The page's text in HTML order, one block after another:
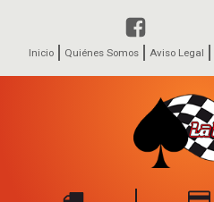
Inicio Quiénes Somos Aviso Legal